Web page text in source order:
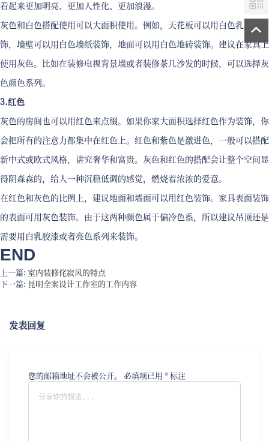
看起来更加明亮、更加人性化、更加浪漫。
灰色和白色搭配使用可以大面积使用。例如，天花板可以用白色乳胶漆装
饰，墙壁可以用白色墙纸装饰，地面可以用白色地砖装饰。建议在家具上
使用灰色。比如在装修电视背景墙或者装修茶几沙发的时候，可以选择灰
色颜色系列。
3.红色
灰色的房间也可以用红色来点缀。如果你家大面积选择红色作为装饰，你
会把所有的注意力都集中在红色上。红色和紫色是激进色，一般可以搭配
新中式或欧式风格，讲究奢华和富贵。灰色和红色的搭配会让整个空间显
得阴森森的，给人一种沉稳低调的感觉，燃烧着浓浓的爱意。
在红色和灰色的比例上，建议地面和墙面可以用红色装饰。家具表面装饰
的表面可用灰色装饰。由于这两种颜色属于偏冷色系，所以建议吊顶还是
需要用白乳胶漆或者亮色系列来装饰。
END
上一篇: 室内装修侘寂风的特点
下一篇: 昆明全案设计工作室的工作内容
发表回复
您的邮箱地址不会被公开。 必填项已用 *标注